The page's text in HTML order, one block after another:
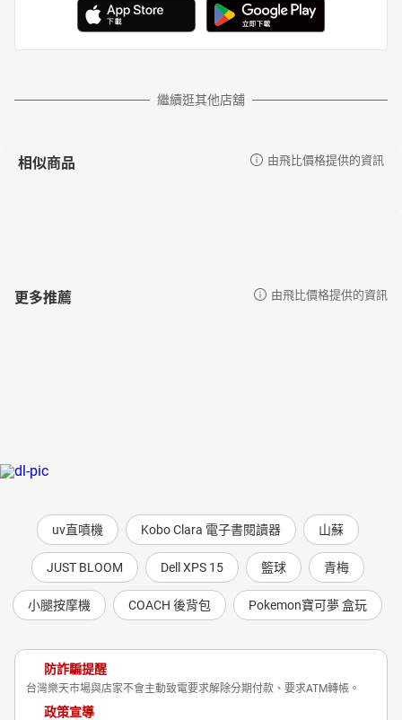
繼續逛其他店舖
相似商品 由飛比價格提供的資訊
更多推薦 由飛比價格提供的資訊
uv直噴機 Kobo Clara 電子書閱讀器 山蘇
JUST BLOOM Dell XPS 15 籃球 青梅
小腿按摩機 COACH 後背包 Pokemon寶可夢 盒玩
防詐騙提醒
台灣樂天市場與店家不會主動致電要求解除分期付款、要求ATM轉帳。
政策宣導